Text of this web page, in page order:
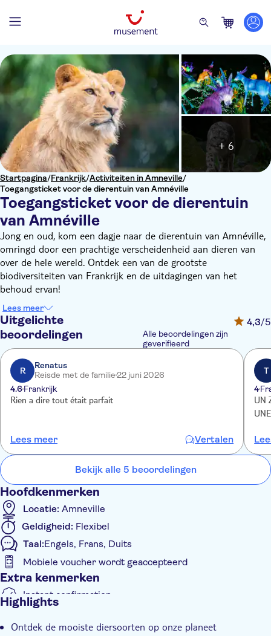
Startpagina/Frankrijk/Activiteiten in Amneville/
Toegangsticket voor de dierentuin van Amnéville
Toegangsticket voor de dierentuin
van Amnéville
+ 6
Jong en oud, kom een dagje naar de dierentuin van Amnéville,
omringd door een prachtige verscheidenheid aan dieren van
over de hele wereld. Ontdek een van de grootste
biodiversiteiten van Frankrijk en de uitdagingen van het
behoud ervan!
U kunt meer dan 2000 dieren observeren in een landschap dat
zo dicht mogelijk bij hun natuurlijke leefomgeving staat.
Ontdek het Afrikaanse reservaat met olifanten, giraffen en
witte neushoorns, het gorillakamp, het traditionele Congolese
dorp, de weelderige vegetatie van het Amazonewoud, het
tropische terrarium en de indrukwekkende reptielen.
Kom tot 25 maart 2023 het grootste lantaarnfestival in de
Grand Est ontdekken. Een magische reis van 1,4 km langs meer
dan 900 lichtgevende structuren uit 6 verschillende
het Heiligdom van de Lucht, de Onderwatertuinen, de
Mysteriën van de Nacht en onze Vrienden de Kleine Beesten.
Lees meer
Uitgelichte
beoordelingen
4,3/5
Alle beoordelingen zijn
geverifieerd
R
Renatus
Reisde met de familie22 juni 2026
4.6Frankrijk
Rien a dire tout était parfait
Lees meer Vertalen
T
4
UN
Bekijk alle 5 beoordelingen
Hoofdkenmerken
Locatie: Amneville
Geldigheid: Flexibel
Taal:Engels, Frans, Duits
Mobiele voucher wordt geaccepteerd
Extra kenmerken
Instant confirmation
Entree inbegrepen
Highlights
Ontdek de mooiste diersoorten op onze planeet